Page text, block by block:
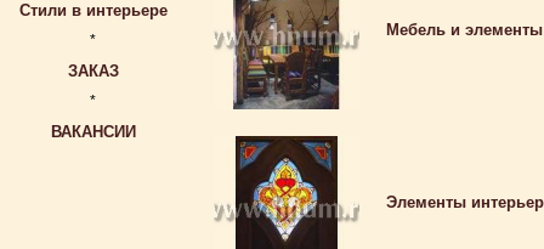
Стили в интерьере
*
ЗАКАЗ
*
ВАКАНСИИ
Мебель и
Элементы